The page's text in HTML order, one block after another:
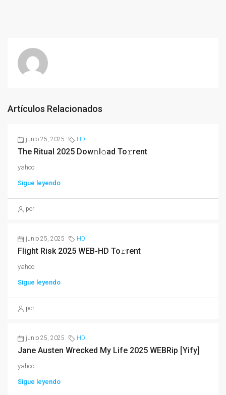
Artículos Relacionados
junio 25, 2025 HD
The Ritual 2025 Dow𝚗l𝚘ad To𝚛rent
yahoo
Sigue leyendo
por
junio 25, 2025 HD
Flight Risk 2025 WEB-HD To𝚛rent
yahoo
Sigue leyendo
por
junio 25, 2025 HD
Jane Austen Wrecked My Life 2025 WEBRip [Yify]
yahoo
Sigue leyendo